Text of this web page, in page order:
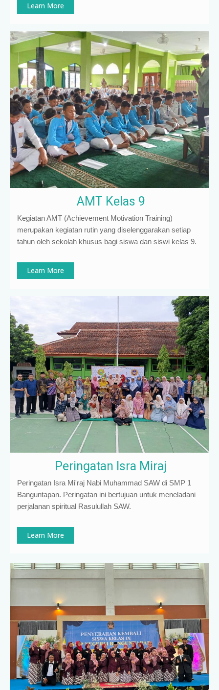
Learn More
AMT Kelas 9
Kegiatan AMT (Achievement Motivation Training)
merupakan kegiatan rutin yang diselenggarakan setiap
tahun oleh sekolah khusus bagi siswa dan siswi kelas 9.
Learn More
Peringatan Isra Miraj
Peringatan Isra Mi'raj Nabi Muhammad SAW di SMP 1
Banguntapan. Peringatan ini bertujuan untuk meneladani
perjalanan spiritual Rasulullah SAW.
Learn More